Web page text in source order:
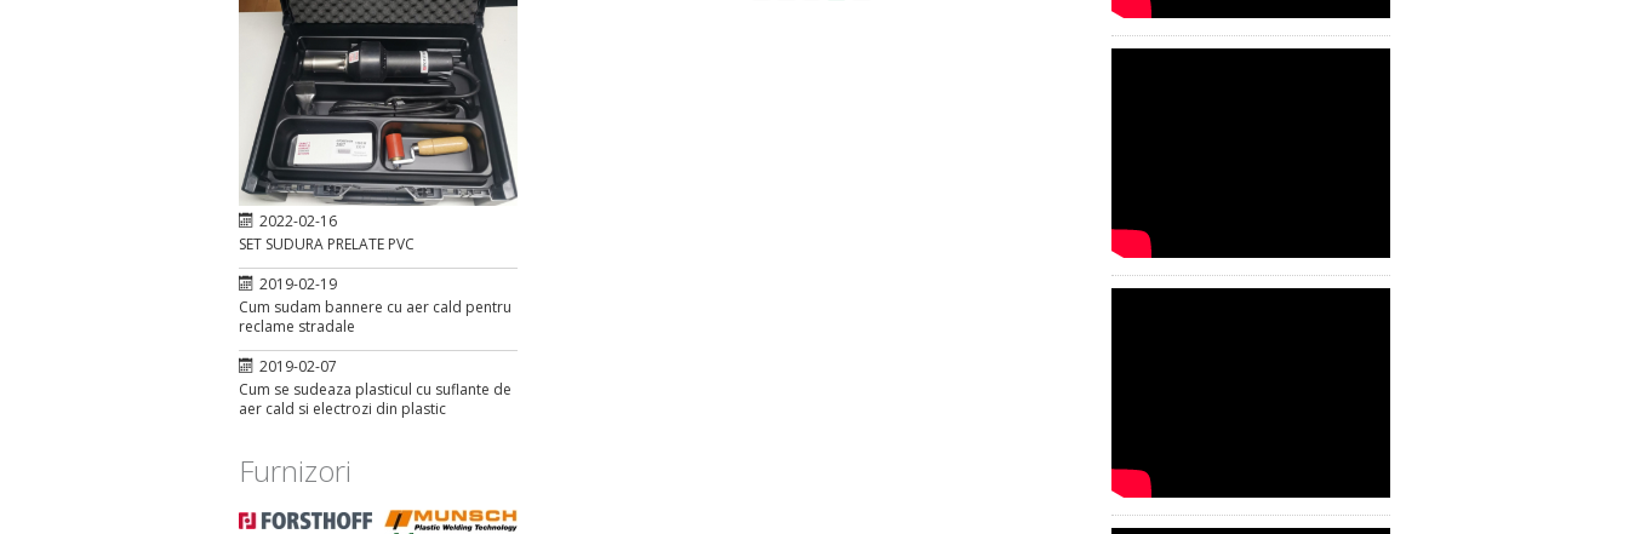
2022-02-16
SET SUDURA PRELATE PVC
2019-02-19
Cum sudam bannere cu aer cald pentru
reclame stradale
2019-02-07
Cum se sudeaza plasticul cu suflante de
aer cald si electrozi din plastic
Furnizori